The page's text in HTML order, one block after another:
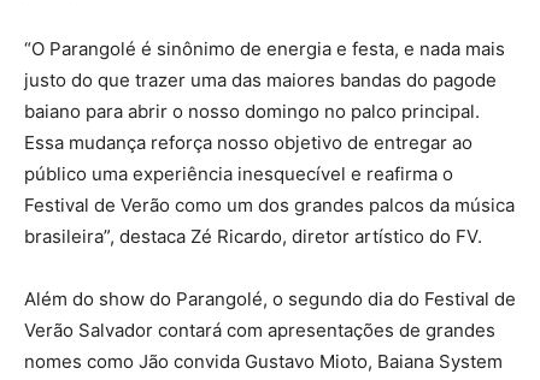
“O Parangolé é sinônimo de energia e festa, e nada mais
justo do que trazer uma das maiores bandas do pagode
baiano para abrir o nosso domingo no palco principal.
Essa mudança reforça nosso objetivo de entregar ao
público uma experiência inesquecível e reafirma o
Festival de Verão como um dos grandes palcos da música
brasileira”, destaca Zé Ricardo, diretor artístico do FV.
Além do show do Parangolé, o segundo dia do Festival de
Verão Salvador contará com apresentações de grandes
nomes como Jão convida Gustavo Mioto, Baiana System